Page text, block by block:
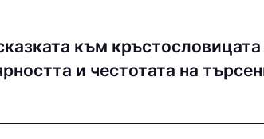
към
и честотата на